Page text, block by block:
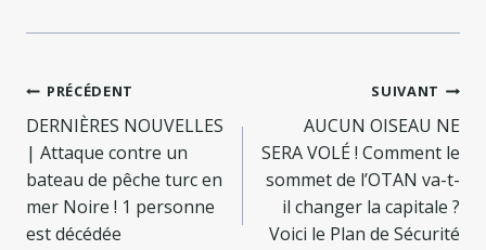
Navigation
de
l’article
PRÉCÉDENT
DERNIÈRES NOUVELLES
| Attaque contre un
bateau de pêche turc en
mer Noire ! 1 personne
est décédée
SUIVANT
AUCUN OISEAU NE
SERA VOLÉ ! Comment le
sommet de l’OTAN va-t-
il changer la capitale ?
Voici le Plan de Sécurité